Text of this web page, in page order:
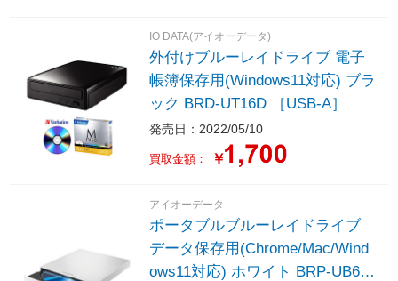
IO DATA(アイオーデータ)
外付けブルーレイドライブ 電子
帳簿保存用(Windows11対応) ブラ
ック BRD-UT16D ［USB-A］
発売日：2022/05/10
買取金額： ￥
アイオーデータ
ポータブルブルーレイドライブ
データ保存用(Chrome/Mac/Wind
ows11対応) ホワイト BRP-UB6S